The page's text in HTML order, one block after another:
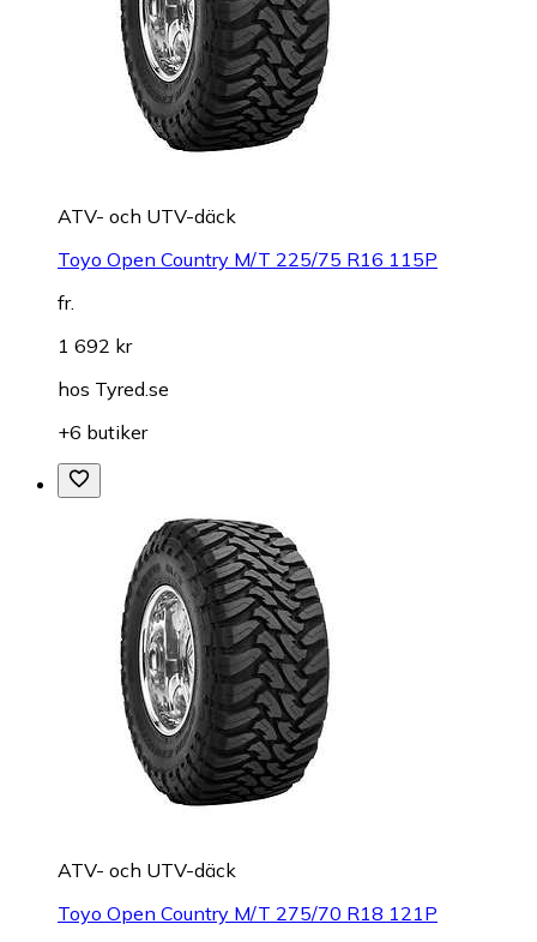
ATV- och UTV-däck
Toyo Open Country M/T 225/75 R16 115P
fr.
1 692 kr
hos Tyred.se
+6 butiker
ATV- och UTV-däck
Toyo Open Country M/T 275/70 R18 121P